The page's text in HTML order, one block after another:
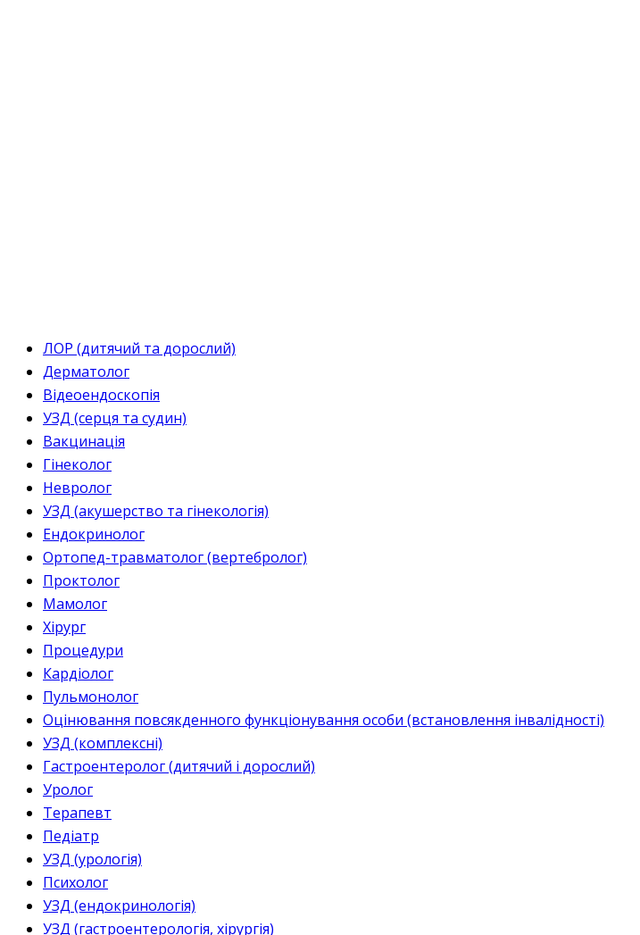
ЛОР (дитячий та дорослий)
Дерматолог
Відеоендоскопія
УЗД (серця та судин)
Вакцинація
Гінеколог
Невролог
УЗД (акушерство та гінекологія)
Ендокринолог
Ортопед-травматолог (вертебролог)
Проктолог
Мамолог
Хірург
Процедури
Кардіолог
Пульмонолог
Оцінювання повсякденного функціонування особи (встановлення інвалідності)
УЗД (комплексні)
Гастроентеролог (дитячий і дорослий)
Уролог
Терапевт
Педіатр
УЗД (урологія)
Психолог
УЗД (ендокринологія)
УЗД (гастроентерологія, хірургія)